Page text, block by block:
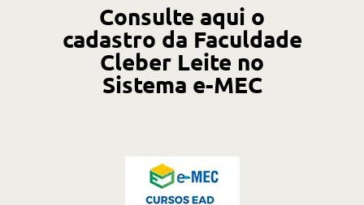
Consulte aqui o
cadastro da Faculdade
Cleber Leite no
Sistema e-MEC